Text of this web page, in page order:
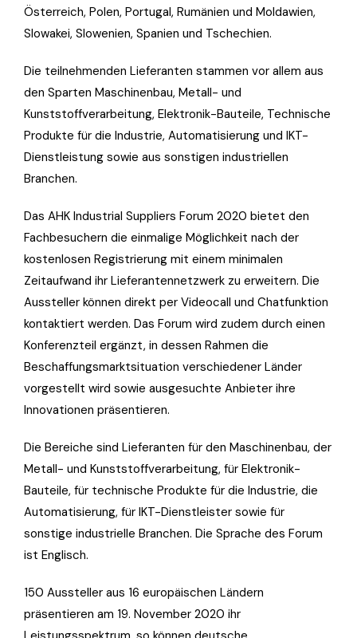
Österreich, Polen, Portugal, Rumänien und Moldawien,
Slowakei, Slowenien, Spanien und Tschechien.
Die teilnehmenden Lieferanten stammen vor allem aus
den Sparten Maschinenbau, Metall- und
Kunststoffverarbeitung, Elektronik-Bauteile, Technische
Produkte für die Industrie, Automatisierung und IKT-
Dienstleistung sowie aus sonstigen industriellen
Branchen.
Das AHK Industrial Suppliers Forum 2020 bietet den
Fachbesuchern die einmalige Möglichkeit nach der
kostenlosen Registrierung mit einem minimalen
Zeitaufwand ihr Lieferantennetzwerk zu erweitern. Die
Aussteller können direkt per Videocall und Chatfunktion
kontaktiert werden. Das Forum wird zudem durch einen
Konferenzteil ergänzt, in dessen Rahmen die
Beschaffungsmarktsituation verschiedener Länder
vorgestellt wird sowie ausgesuchte Anbieter ihre
Innovationen präsentieren.
Die Bereiche sind Lieferanten für den Maschinenbau, der
Metall- und Kunststoffverarbeitung, für Elektronik-
Bauteile, für technische Produkte für die Industrie, die
Automatisierung, für IKT-Dienstleister sowie für
sonstige industrielle Branchen. Die Sprache des Forum
ist Englisch.
150 Aussteller aus 16 europäischen Ländern
präsentieren am 19. November 2020 ihr